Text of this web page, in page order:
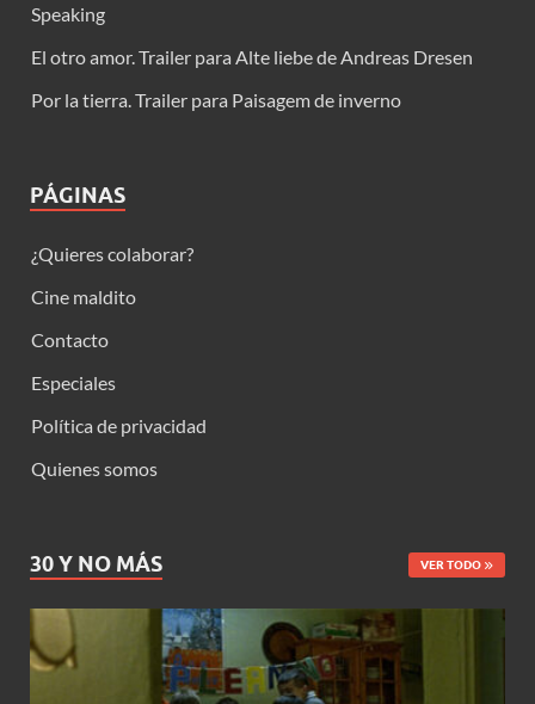
Speaking
El otro amor. Trailer para Alte liebe de Andreas Dresen
Por la tierra. Trailer para Paisagem de inverno
PÁGINAS
¿Quieres colaborar?
Cine maldito
Contacto
Especiales
Política de privacidad
Quienes somos
30 Y NO MÁS VER TODO